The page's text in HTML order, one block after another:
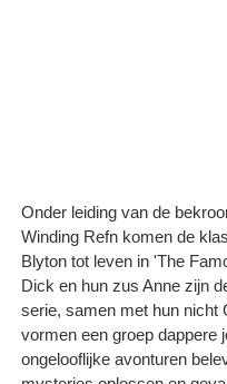
Onder leiding van de
Winding Refn komen de
Blyton tot leven in 'The
Dick en hun zus Anne zijn
serie, samen met hun nicht
vormen een groep dappere
ongelooflijke avonturen